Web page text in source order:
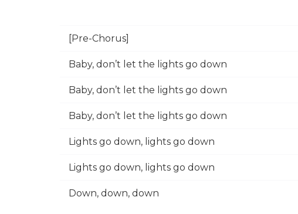
[Pre-Chorus]
Baby, don’t let the lights go down
Baby, don’t let the lights go down
Baby, don’t let the lights go down
Lights go down, lights go down
Lights go down, lights go down
Down, down, down